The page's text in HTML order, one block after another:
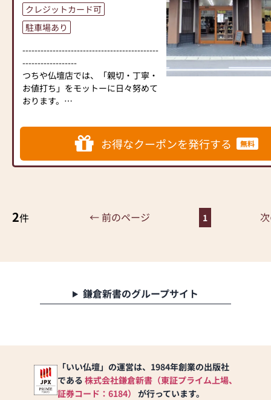
ご来店を心よりお待ちしておりま
す。
店舗駐車場完備、各種ローン、クレ
クレジットカード可
駐車場あり
---------------------------------------------
------------------
つちや仏壇店では、「親切・丁寧・
お値打ち」をモットーに日々努めて
おります。
伝統と現代を融合して製作した、当
店オリジナル仏壇をはじめ、おしゃ
れでリビングに合うモダン仏壇、省
スペースに置けるミニ仏壇、昔なが
また、仏事に関するご相談やご質問
タッフ一同、心よりお待ち申し上げ
【取 扱 い】金仏壇、唐木仏壇、モ
級品まで）
（お好みに合わせて、色・形・大き
さ等のカスタマイズご相談可能）
お得なクーポンを発行する 無料
2件 ← 前のページ 1
鎌倉新書のグループサイト
「いい仏壇」の運営は、1984年創業の出版社
である 株式会社鎌倉新書（東証プライム上場、
証券コード：6184） が行っています。